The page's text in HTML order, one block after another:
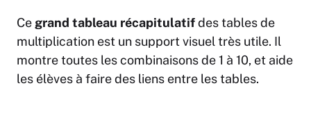
Ce grand tableau récapitulatifdes tables de
multiplication est un support visuel très utile. Il
montre toutes les combinaisons de 1 à 10, et aide
les élèves à faire des liens entre les tables.